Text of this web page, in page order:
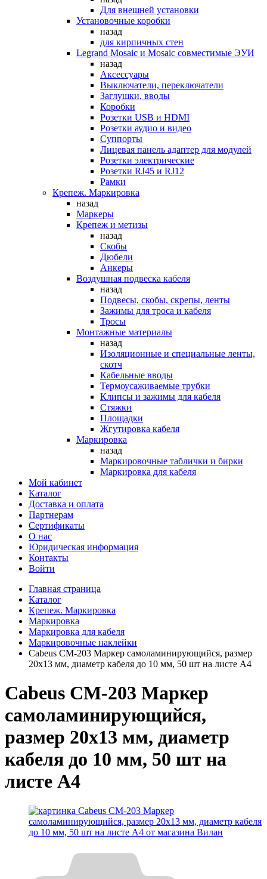
Для внешней установки
Установочные коробки
назад
для кирпичных стен
Legrand Mosaic и Mosaic совместимые ЭУИ
назад
Аксессуары
Выключатели, переключатели
Заглушки, вводы
Коробки
Розетки USB и HDMI
Розетки аудио и видео
Суппорты
Лицевая панель адаптер для модулей
Розетки электрические
Розетки RJ45 и RJ12
Рамки
Крепеж. Маркировка
назад
Маркеры
Крепеж и метизы
назад
Скобы
Дюбели
Анкеры
Воздушная подвеска кабеля
назад
Подвесы, скобы, скрепы, ленты
Зажимы для троса и кабеля
Тросы
Монтажные материалы
назад
Изоляционные и специальные ленты,
скотч
Кабельные вводы
Термоусаживаемые трубки
Клипсы и зажимы для кабеля
Стяжки
Площадки
Жгутировка кабеля
Маркировка
назад
Маркировочные таблички и бирки
Маркировка для кабеля
Мой кабинет
Каталог
Доставка и оплата
Партнерам
Сертификаты
О нас
Юридическая информация
Контакты
Войти
Главная страница
Каталог
Крепеж. Маркировка
Маркировка
Маркировка для кабеля
Маркировочные наклейки
Cabeus CM-203 Маркер самоламинирующийся, размер
20х13 мм, диаметр кабеля до 10 мм, 50 шт на листе А4
Cabeus CM-203 Маркер
самоламинирующийся,
размер 20х13 мм, диаметр
кабеля до 10 мм, 50 шт на
листе А4